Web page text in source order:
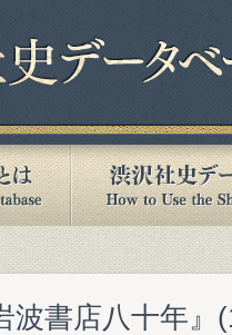
波書店八十年』